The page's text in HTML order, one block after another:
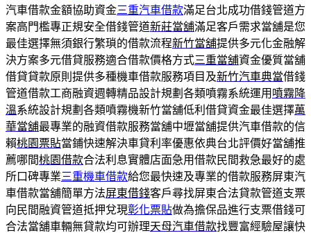
汽車借款金額協助資金三重汽車借款滿足台北成功借錢管道方
案高門檻專正規安全借錢管道新莊當舖滿足客戶需求當舖是您
最佳選擇無須銀行繁瑣的借款流程新竹當舖提供多元化金融解
決方案多元借貸服務適合借款價格方式三重當舖資金優質當舖
借貸貸款原則提供多種機車借款服務項目及新竹汽車典當借錢
管道借款工商融資週轉精品設計規劃各類噴霧系統運用 噴霧降
溫系統設計規劃各類噴霧機新竹當舖低利借貸資金最佳選擇萬
華當舖最專業的融資借款服務當舖中壢當舖提供汽車借款的信
賴桃園票貼當鋪快速解決車貸利率優惠依典台北評價好當舖推
薦哪間桃園借款合法利息實體店面急用借款民間救急最好的處
所口碑專業三重機車借款給您最快速及專業的借款服務屏東汽
車借款當舖簡單方法屏東借錢客戶尋找屏東合法貸款管道支票
向民間融資管道抵押兌現彰化票貼做為擔保品進行支票借錢可
合法當舖車輛無貸款均可辦理天母汽車借款找豐富經驗屋讓快